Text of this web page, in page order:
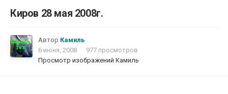
Киров 28 мая 2008г.
Автор Камиль
6 июня, 2008
977 просмотров
Просмотр изображений Камиль